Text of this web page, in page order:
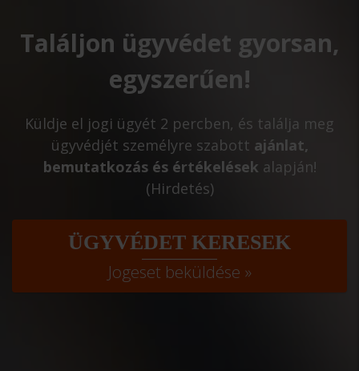
Találjon ügyvédet gyorsan,
egyszerűen!
Küldje el jogi ügyét 2 percben, és találja meg
ügyvédjét személyre szabott ajánlat,
bemutatkozás és értékelések alapján!
(Hirdetés)
ÜGYVÉDET KERESEK
Jogeset beküldése »